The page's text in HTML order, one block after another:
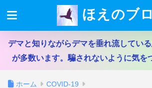
ほえのブ
デマと知りながらデマを垂れ流してい
が多数います。騙されないように気を
ホーム COVID-19